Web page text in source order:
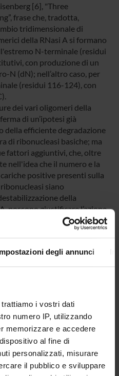
degli annunci
trattiamo i vostri dati
numero IP, utilizzando
memorizzare e accedere
al fine di
personalizzati, misurare
il pubblico e sviluppare
[6], "Three
frase che, tradotta,
tridimensionale di
della RNasi A si formano
N-terminale (residui
con produzione di un
N (dN); nell’altro caso, per
(residui 116-124), con
dei vari oligomeri della
di un’ipotesi già
della efficiente degradazione
di ribonucleasi basiche; ma
fattori aggiuntivi, che, oltre
nell'idea che il numero e la
positive presenti sulla
siano
della
possono giustificare l’azione
in generale, oligomeriche
permetterci di
alcune loro attività
e della Ricerca
by the department
di Interesse